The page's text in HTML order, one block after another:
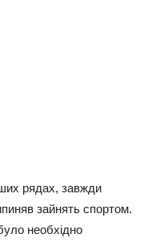
рядах, завжди
зайнять спортом.
необхідно